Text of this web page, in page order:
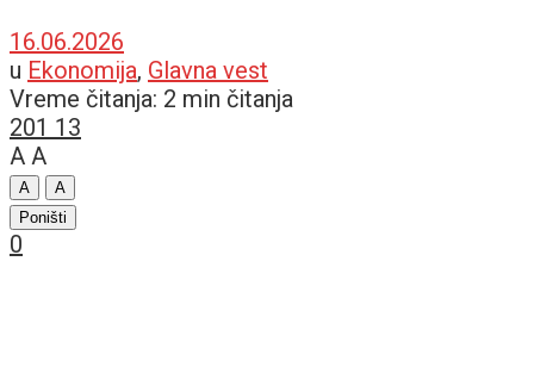
16.06.2026
u Ekonomija, Glavna vest
Vreme čitanja: 2 min čitanja
201 13
A A
A
A
Poništi
0